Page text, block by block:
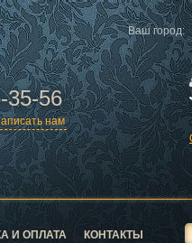
35-56
Ваш город:
нам
И ОПЛАТА КОНТАКТЫ